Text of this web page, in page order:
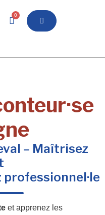
0
– Maîtrisez
professionnel·le
et apprenez les